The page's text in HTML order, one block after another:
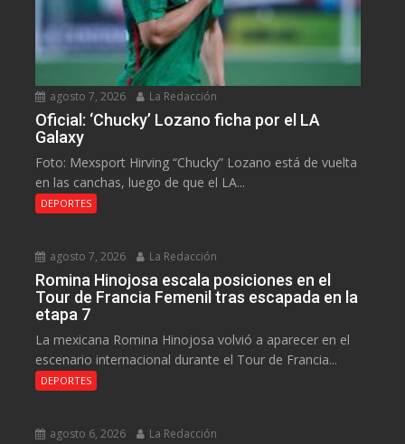
agosto 7, 2026 La Redacción
Oficial: ‘Chucky’ Lozano ficha por el LA
Galaxy
Foto: Mexsport Hirving “Chucky” Lozano está de vuelta
en las canchas, luego de que el LA...
DEPORTES
agosto 7, 2026 La Redacción
Romina Hinojosa escala posiciones en el
Tour de Francia Femenil tras escapada en la
etapa 7
La mexicana Romina Hinojosa volvió a aparecer en el
escenario internacional durante el Tour de Francia...
DEPORTES
agosto 6, 2026 La Redacción